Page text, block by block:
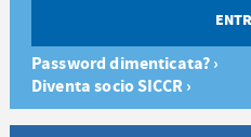
Password dimenticata? ›
Diventa socio SICCR ›